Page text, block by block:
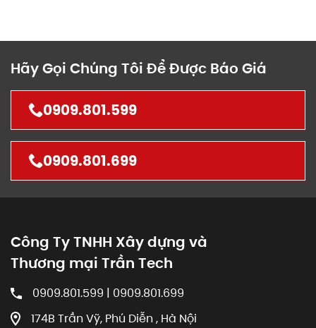
Hãy Gọi Chúng Tôi Để Được Báo Giá
0909.801.599
0909.801.699
Công Ty TNHH Xây dựng và
Thương mại Trần Tech
0909.801.599 | 0909.801.699
174B Trần Vỹ, Phú Diễn , Hà Nội